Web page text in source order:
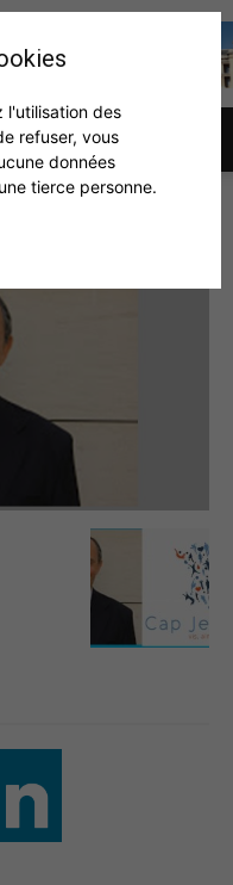
l'utilisation des
refuser, vous
données
tierce personne.